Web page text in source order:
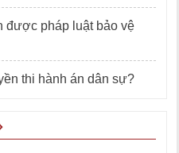
được pháp luật bảo vệ
thi hành án dân sự?